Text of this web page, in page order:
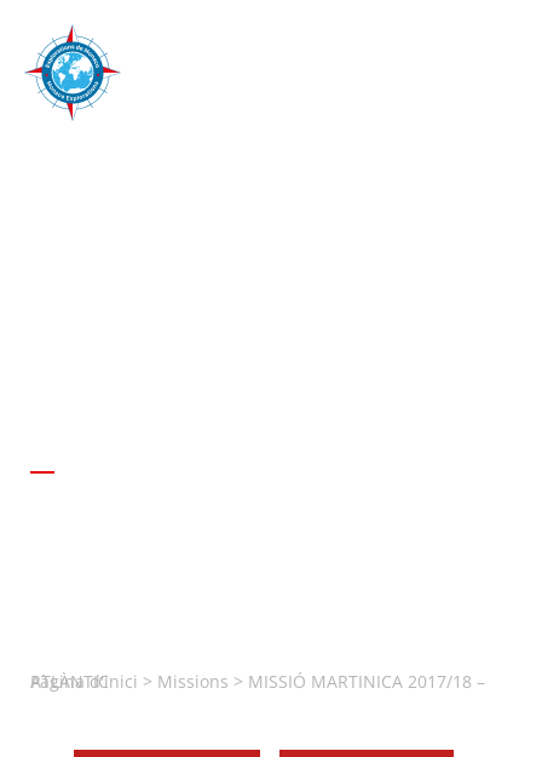
Pàgina d'inici > Missions >
MISSIÓ MARTINICA 2017/18 – ATLÀNTIC